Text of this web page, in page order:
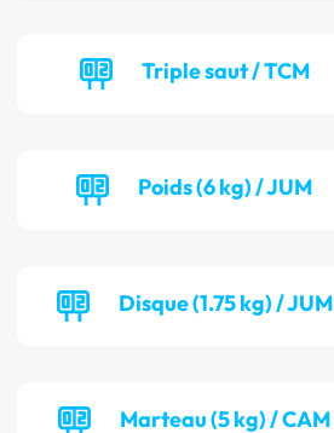
Triple saut / TCM
Poids (6 kg) / JUM
Disque (1.75 kg) / JUM
Marteau (5 kg) / CAM